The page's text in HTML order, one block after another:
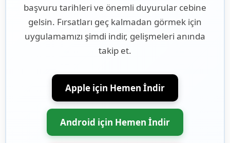
başvuru tarihleri ve önemli duyurular cebine
gelsin. Fırsatları geç kalmadan görmek için
uygulamamızı şimdi indir, gelişmeleri anında
takip et.
Apple için Hemen İndir
Android için Hemen İndir